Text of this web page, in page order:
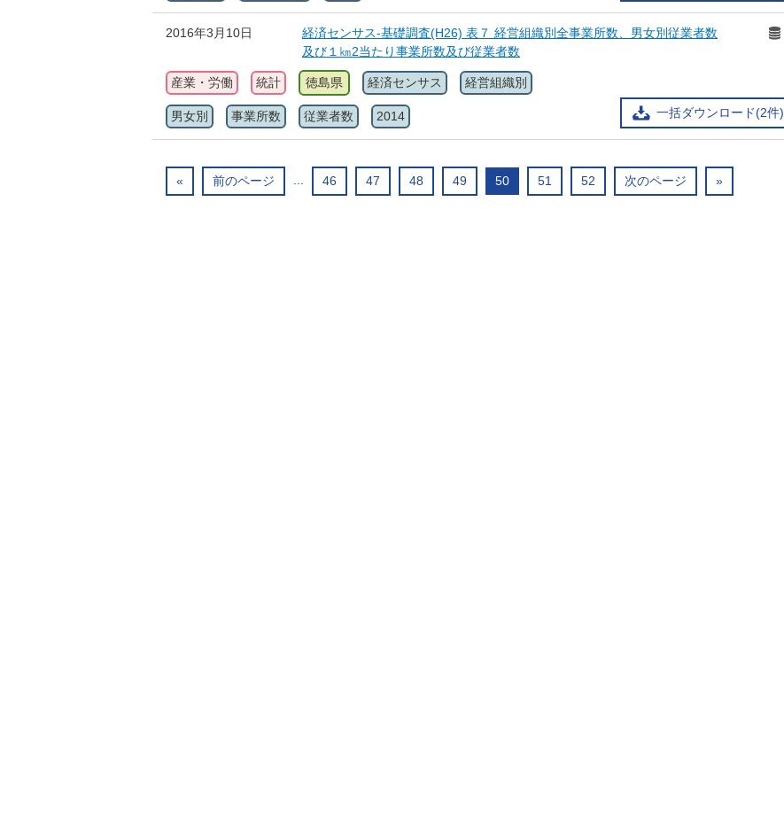
2016年3月10日
経済センサス-基礎調査(H26) 表７ 経営組織別全事業所数、男女別従業者数
及び１㎞2当たり事業所数及び従業者数
一括ダウンロード(2件)
産業・労働 統計 徳島県 経済センサス 経営組織別
男女別 事業所数 従業者数 2014
« 前のページ ... 46 47 48 49 50 51 52 次のページ »